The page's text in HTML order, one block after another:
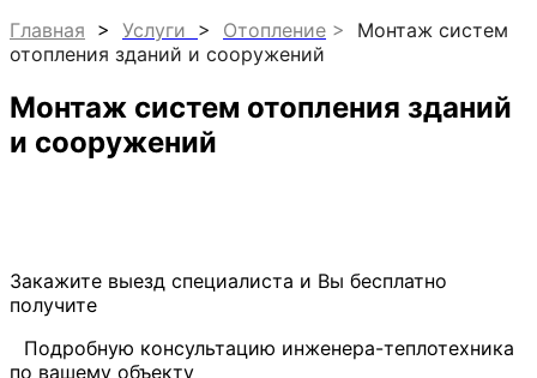
Главная > Услуги > Отопление >
Монтаж систем
отопления зданий и сооружений
Монтаж систем отопления зданий
и сооружений
Закажите выезд специалиста и Вы бесплатно
получите
Подробную консультацию инженера-теплотехника
по вашему объекту